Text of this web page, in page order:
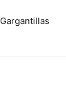
Gargantillas